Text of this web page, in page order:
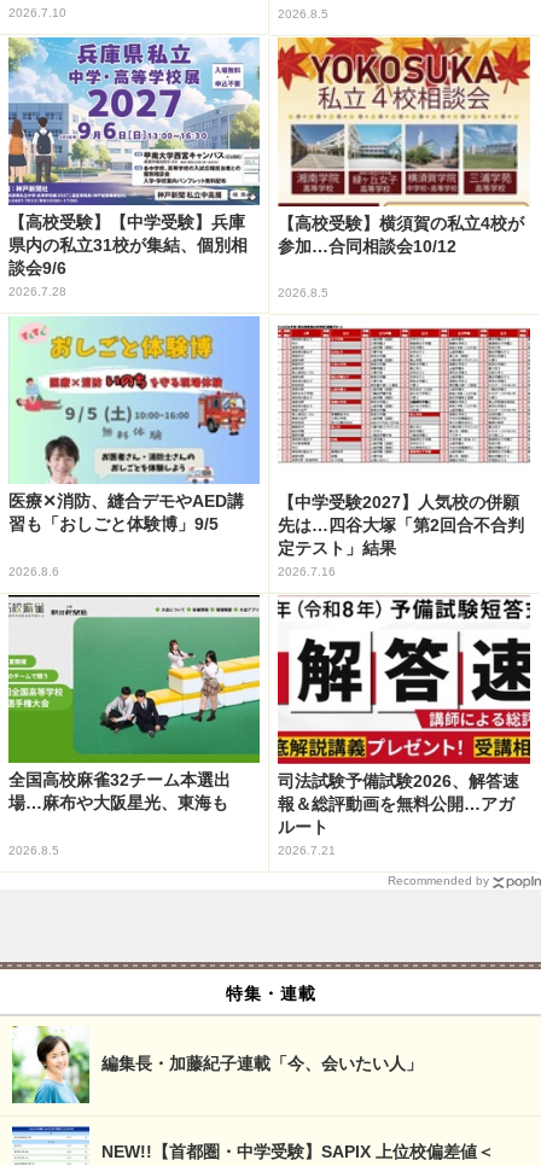
2026.7.10 2026.8.5
【高校受験】【中学受験】兵庫
県内の私立31校が集結、個別相
談会9/6
2026.7.28
【高校受験】横須賀の私立4校が
参加…合同相談会10/12
2026.8.5
医療✕消防、縫合デモやAED講
習も「おしごと体験博」9/5
2026.8.6
【中学受験2027】人気校の併願
先は…四谷大塚「第2回合不合判
定テスト」結果
2026.7.16
全国高校麻雀32チーム本選出
場…麻布や大阪星光、東海も
2026.8.5
司法試験予備試験2026、解答速
報＆総評動画を無料公開…アガ
ルート
2026.7.21
Recommended by
特集・連載
編集長・加藤紀子連載「今、会いたい人」
NEW!!【首都圏・中学受験】SAPIX 上位校偏差値＜